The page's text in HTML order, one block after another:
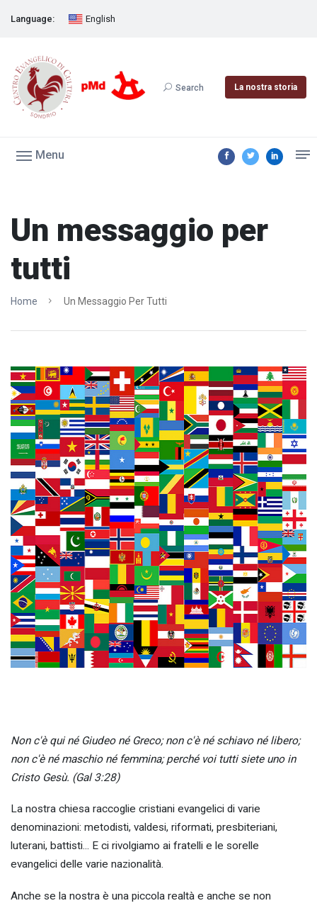
Language: English
Search La nostra storia
Menu
Un messaggio per
tutti
Home Un Messaggio Per Tutti
Non c'è qui né Giudeo né Greco; non c'è né schiavo né libero;
non c'è né maschio né femmina; perché voi tutti siete uno in
Cristo Gesù. (Gal 3:28)
La nostra chiesa raccoglie cristiani evangelici di varie
denominazioni: metodisti, valdesi, riformati, presbiteriani,
luterani, battisti... E ci rivolgiamo ai fratelli e le sorelle
evangelici delle varie nazionalità.
Anche se la nostra è una piccola realtà e anche se non